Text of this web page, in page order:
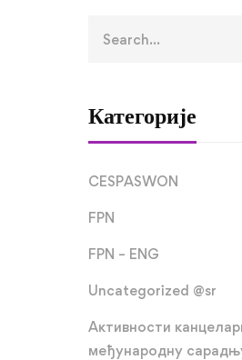
Категорије
CESPASWON
FPN
FPN – ENG
Uncategorized @sr
Активности
међународну